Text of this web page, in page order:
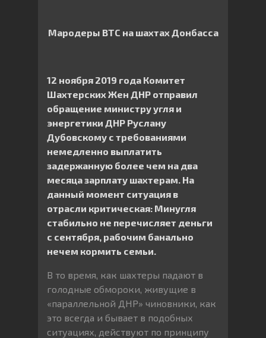
Мародеры ВТС на шахтах Донбасса
12 ноября 2019 года Комитет
Шахтерских Жен ДНР отправил
обращение министру угля и
энергетики ДНР Руслану
Дубовскому с требованиями
немедленно выплатить
задержанную более чем на два
месяца зарплату шахтерам. На
данный момент ситуация в
отрасли критическая: Минугля
стабильно не перечисляет деньги
с сентября, рабочим банально
нечем кормить семьи.
В то время, как шахтеры падают в
голодные обмороки, живущие в
«параллельной ДНР» чиновники, как
это всегда и бывает в подобных
ситуациях, действуют по принципу